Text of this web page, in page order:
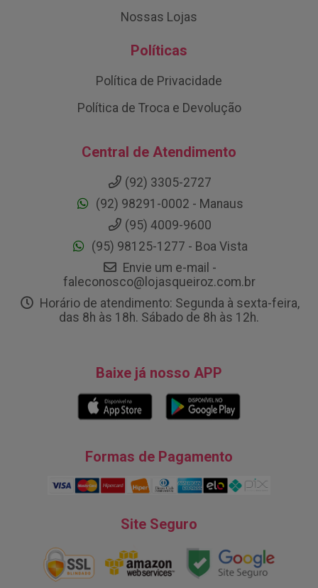
Nossas Lojas
Políticas
Política de Privacidade
Política de Troca e Devolução
Central de Atendimento
(92) 3305-2727
(92) 98291-0002 - Manaus
(95) 4009-9600
(95) 98125-1277 - Boa Vista
Envie um e-mail -
faleconosco@lojasqueiroz.com.br
Horário de atendimento: Segunda à sexta-feira,
das 8h às 18h. Sábado de 8h às 12h.
Baixe já nosso APP
Formas de Pagamento
Site Seguro